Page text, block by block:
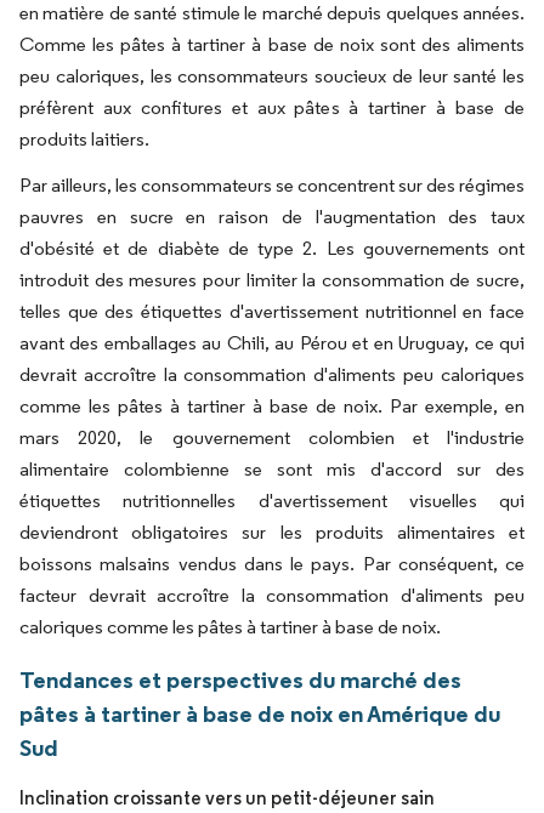
en matière de santé stimule le marché depuis quelques années.
Comme les pâtes à tartiner à base de noix sont des aliments
peu caloriques, les consommateurs soucieux de leur santé les
préfèrent aux confitures et aux pâtes à tartiner à base de
produits laitiers.
Par ailleurs, les consommateurs se concentrent sur des régimes
pauvres en sucre en raison de l'augmentation des taux
d'obésité et de diabète de type 2. Les gouvernements ont
introduit des mesures pour limiter la consommation de sucre,
telles que des étiquettes d'avertissement nutritionnel en face
avant des emballages au Chili, au Pérou et en Uruguay, ce qui
devrait accroître la consommation d'aliments peu caloriques
comme les pâtes à tartiner à base de noix. Par exemple, en
mars 2020, le gouvernement colombien et l'industrie
alimentaire colombienne se sont mis d'accord sur des
étiquettes nutritionnelles d'avertissement visuelles qui
deviendront obligatoires sur les produits alimentaires et
boissons malsains vendus dans le pays. Par conséquent, ce
facteur devrait accroître la consommation d'aliments peu
caloriques comme les pâtes à tartiner à base de noix.
Tendances et perspectives du marché des
pâtes à tartiner à base de noix en Amérique du
Sud
Inclination croissante vers un petit-déjeuner sain